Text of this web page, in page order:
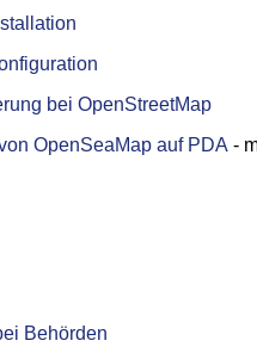
bei OpenStreetMap
OpenSeaMap auf PDA -
Behörden